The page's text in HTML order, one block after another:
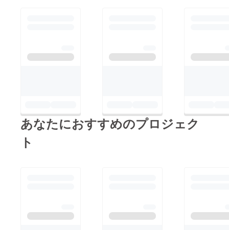
あなたにおすすめのプロジェク
ト